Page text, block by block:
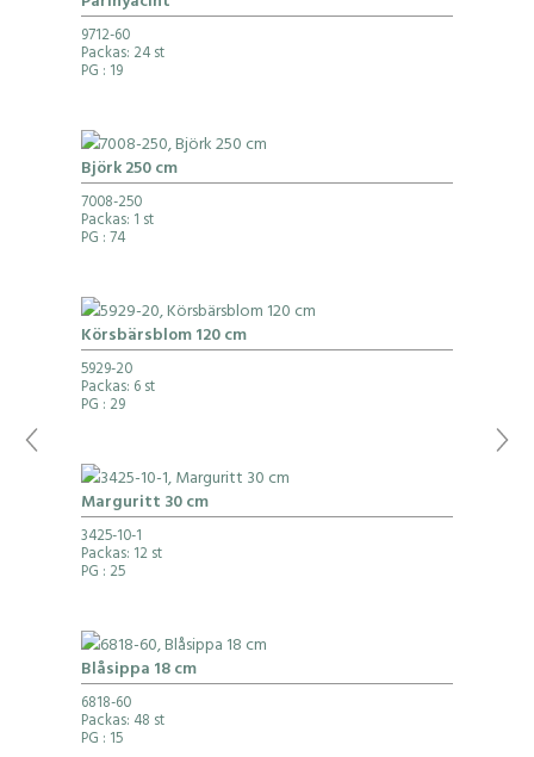
9712-60
Packas: 24 st
PG : 19
Björk 250 cm
7008-250
Packas: 1 st
PG : 74
Körsbärsblom 120 cm
5929-20
Packas: 6 st
PG : 29
Marguritt 30 cm
3425-10-1
Packas: 12 st
PG : 25
Blåsippa 18 cm
6818-60
Packas: 48 st
PG : 15